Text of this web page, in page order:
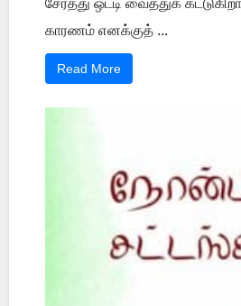
சேர்த்து ஒட்டி வைத்துக்
காரணம் எனக்குத் ...
Read More